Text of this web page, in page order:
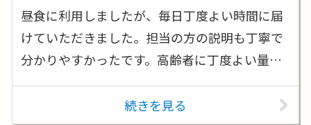
昼食に利用しましたが、毎日丁度よい時間に届
けていただきました。担当の方の説明も丁寧で
分かりやすかったです。高齢者に丁度よい量…
続きを見る